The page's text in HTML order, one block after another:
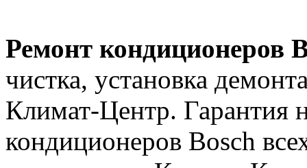
Ремонт кондиционеров
чистка, установка
Климат-Центр. Гарантия
кондиционеров Bosch